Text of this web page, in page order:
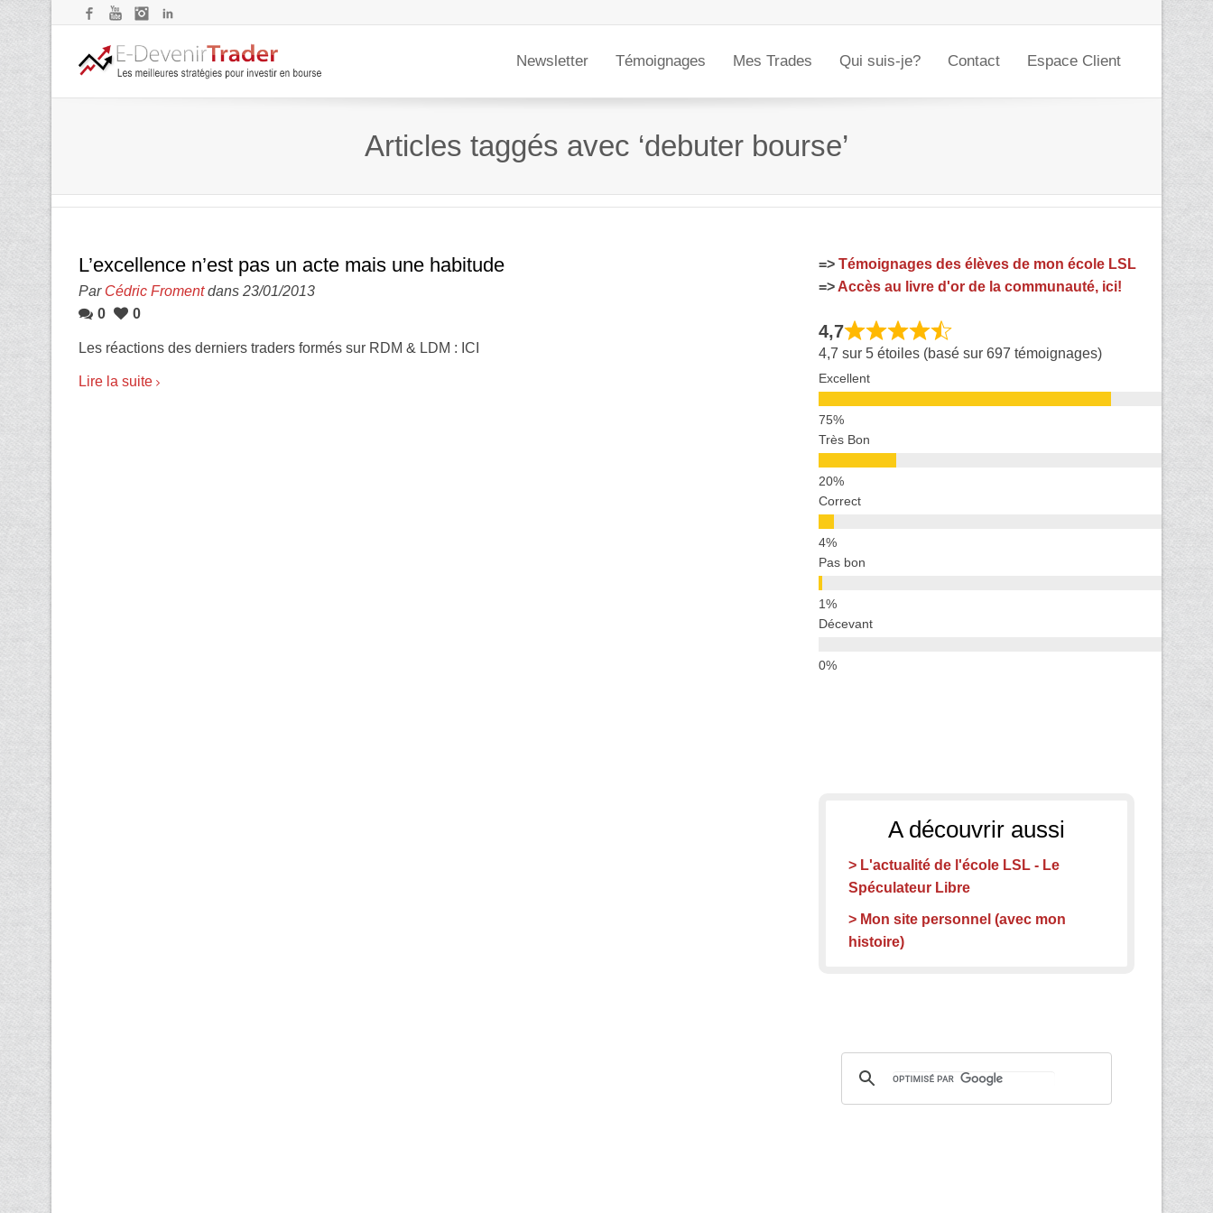
FacebookYouTubeInstagram
Newsletter Témoignages Mes Trades Qui suis-je? Contact Espace Client
Articles taggés avec ‘debuter bourse’
L’excellence n’est pas un acte mais une habitude
Par Cédric Fromentdans 23/01/2013
0
0
Les réactions des derniers traders formés sur RDM & LDM : ICI
Lire la suite
=> Témoignages des élèves de mon école LSL
=> Accès au livre d'or de la communauté, ici!
4,7
4,7 sur 5 étoiles (basé sur 697 témoignages)
Excellent
Très Bon
Correct
Pas bon
Décevant
A découvrir aussi
> L'actualité de l'école LSL - Le
Spéculateur Libre
> Mon site personnel (avec mon
histoire)